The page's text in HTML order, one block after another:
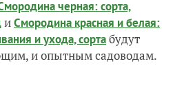
черная: сорта,
иСмородина красная и белая:
и ухода, сортабудут
и опытным садоводам.